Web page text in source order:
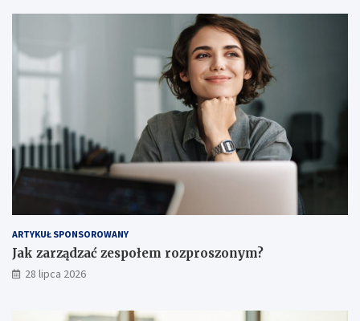
ARTYKUŁ SPONSOROWANY
Jak zarządzać zespołem rozproszonym?
28 lipca 2026